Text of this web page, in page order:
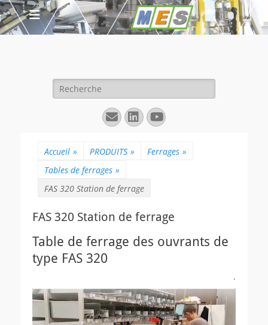
Rechercher :
E-
mail
Linkedin
YouTube
Accueil » PRODUITS » Ferrages »
Tables de ferrages »
FAS 320 Station de ferrage
FAS 320 Station de ferrage
Table de ferrage des ouvrants de
type FAS 320
.